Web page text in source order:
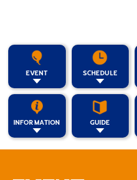
EVENT SCHEDULE
INFORMATION GUIDE